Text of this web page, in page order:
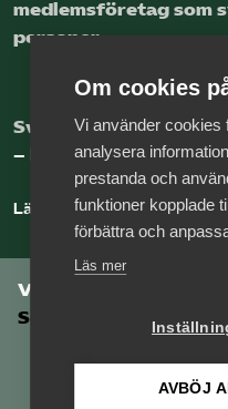
medlems­företag som
personer.
Sveriges nya
– landets främsta
Läs mer om oss
Vill du vara en del av
Serviceföretagen?
Om cookies
Vi använder cookies
analysera
prestanda och
funktioner kopplade
förbättra och
Läs mer
AVBÖJ